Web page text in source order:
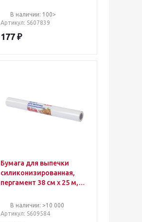
АИСТ, 607839
В наличии: 100>
Артикул: S607839
177 ₽
Бумага для выпечки
силиконизированная,
пергамент 38 см х 25 м,
609584
В наличии: >10 000
Артикул: S609584